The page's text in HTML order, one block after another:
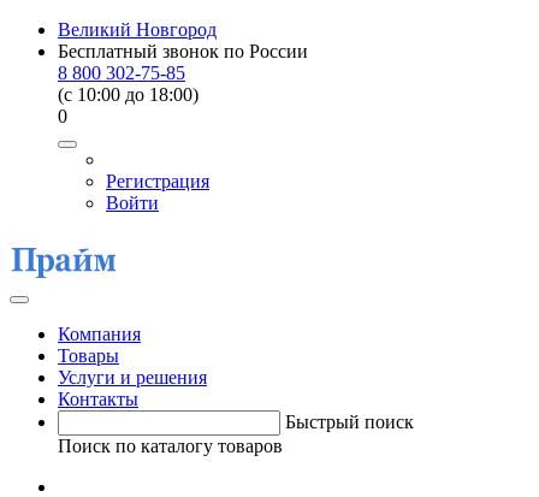
Великий Новгород
Бесплатный звонок по России
8 800 302-75-85
(c 10:00 до 18:00)
0
Регистрация
Войти
Компания
Товары
Услуги и решения
Контакты
Быстрый поиск
Поиск по каталогу товаров